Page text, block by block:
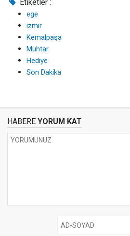
Etiketler :
ege
izmir
Kemalpaşa
Muhtar
Hediye
Son Dakika
HABERE YORUM KAT